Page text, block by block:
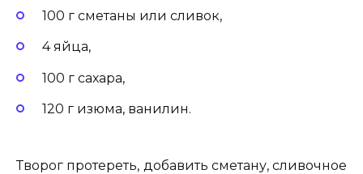
100 г сметаны или сливок,
4 яйца,
100 г сахара,
120 г изюма, ванилин.
Творог протереть, добавить сметану, сливочное